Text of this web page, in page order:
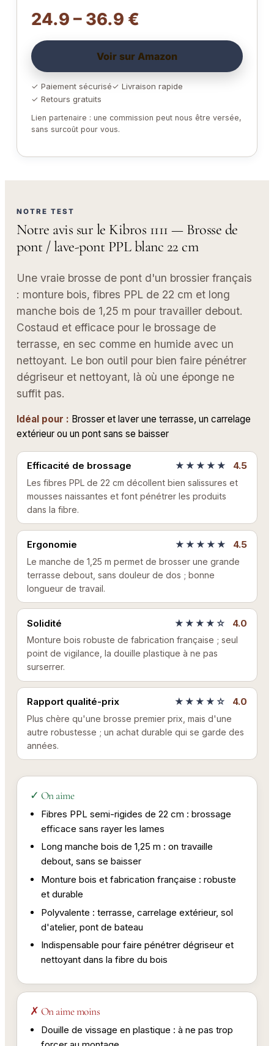
24.9 – 36.9 €
Voir sur Amazon
✓ Paiement sécurisé✓ Livraison rapide
✓ Retours gratuits
Lien partenaire : une commission peut nous être versée,
sans surcoût pour vous.
NOTRE TEST
Notre avis sur le Kibros 1111 — Brosse de
pont / lave-pont PPL blanc 22 cm
Une vraie brosse de pont d'un brossier français
: monture bois, fibres PPL de 22 cm et long
manche bois de 1,25 m pour travailler debout.
Costaud et efficace pour le brossage de
terrasse, en sec comme en humide avec un
nettoyant. Le bon outil pour bien faire pénétrer
dégriseur et nettoyant, là où une éponge ne
suffit pas.
Idéal pour : Brosser et laver une terrasse, un carrelage
extérieur ou un pont sans se baisser
Efficacité de brossage ★★★★★ 4.5
Les fibres PPL de 22 cm décollent bien salissures et
mousses naissantes et font pénétrer les produits
dans la fibre.
Ergonomie ★★★★★ 4.5
Le manche de 1,25 m permet de brosser une grande
terrasse debout, sans douleur de dos ; bonne
longueur de travail.
Solidité ★★★★☆ 4.0
Monture bois robuste de fabrication française ; seul
point de vigilance, la douille plastique à ne pas
surserrer.
Rapport qualité-prix ★★★★☆ 4.0
Plus chère qu'une brosse premier prix, mais d'une
autre robustesse ; un achat durable qui se garde des
années.
✓ On aime
Fibres PPL semi-rigides de 22 cm : brossage
efficace sans rayer les lames
Long manche bois de 1,25 m : on travaille
debout, sans se baisser
Monture bois et fabrication française : robuste
et durable
Polyvalente : terrasse, carrelage extérieur, sol
d'atelier, pont de bateau
Indispensable pour faire pénétrer dégriseur et
nettoyant dans la fibre du bois
✗ On aime moins
Douille de vissage en plastique : à ne pas trop